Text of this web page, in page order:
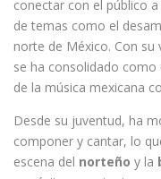
conectar con el público
de temas como el
norte de México. Con su
se ha consolidado
de la música mexicana
Desde su juventud, ha
componer y cantar, lo
escena del norteño y la